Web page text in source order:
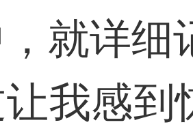
就详细
我感到